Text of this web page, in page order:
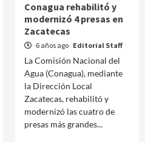
Conagua rehabilitó y
modernizó 4 presas en
Zacatecas
6 años ago Editorial Staff
La Comisión Nacional del
Agua (Conagua), mediante
la Dirección Local
Zacatecas, rehabilitó y
modernizó las cuatro de
presas más grandes...